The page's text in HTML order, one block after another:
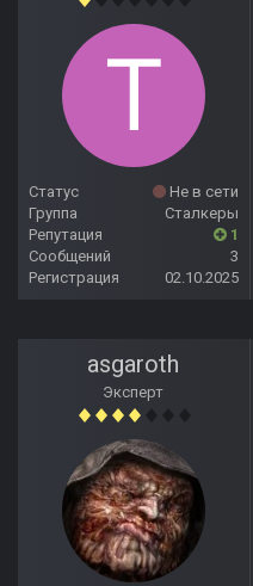
Статус
Не в сети
Группа
Сталкеры
Репутация
1
Сообщений
3
Регистрация
02.10.2025
asgaroth
Эксперт